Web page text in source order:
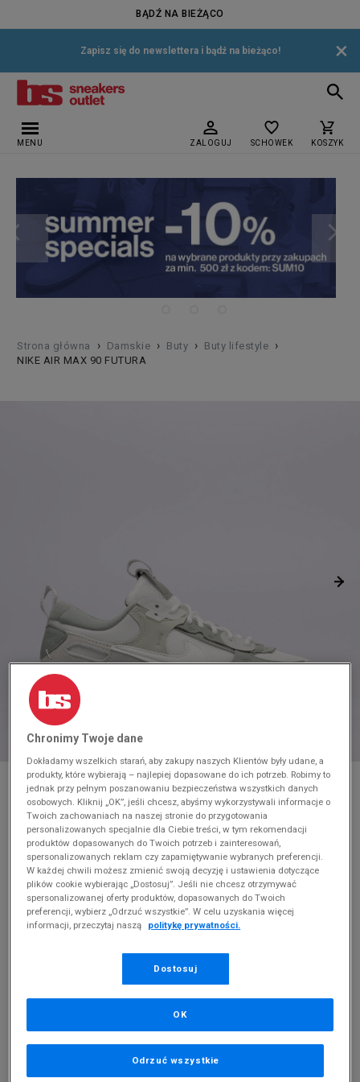
BĄDŹ NA BIEŻĄCO
Zapisz się do newslettera i bądź na bieżąco! ×
MENU ZALOGUJ SCHOWEK KOSZYK
Strona główna › Damskie › Buty › Buty lifestyle ›
NIKE AIR MAX 90 FUTURA
* Zdjęcie poglądowe
NIKE AIR MAX 90 FUTURA
Produkt pochodzi z końcówek aktualnych kolekcji, ubiegłych
sezonów lub z ekspozycji.Szczegóły.
zł cena rekomendowana przez producenta
359,99 zł
PRODUKT NIEDOSTĘPNY
Jeśli artykuł będzie ponownie dostępny, otrzymasz od nas
Chronimy Twoje dane
Dokładamy wszelkich starań, aby zakupy naszych Klientów były udane, a
produkty, które wybierają – najlepiej dopasowane do ich potrzeb. Robimy to
jednak przy pełnym poszanowaniu bezpieczeństwa wszystkich danych
osobowych. Kliknij „OK”, jeśli chcesz, abyśmy wykorzystywali informacje o
Twoich zachowaniach na naszej stronie do przygotowania
personalizowanych specjalnie dla Ciebie treści, w tym rekomendacji
produktów dopasowanych do Twoich potrzeb i zainteresowań,
spersonalizowanych reklam czy zapamiętywanie wybranych preferencji.
W każdej chwili możesz zmienić swoją decyzję i ustawienia dotyczące
plików cookie wybierając „Dostosuj”. Jeśli nie chcesz otrzymywać
spersonalizowanej oferty produktów, dopasowanych do Twoich
preferencji, wybierz „Odrzuć wszystkie”. W celu uzyskania więcej
informacji, przeczytaj naszą
politykę prywatności.
Dostosuj
Odrzuć wszystkie
OK